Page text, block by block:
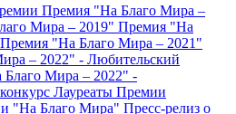
Премия "На Благо Мира –
Мира – 2019" Премия "На
Премия "На Благо Мира – 2021"
– 2022" - Любительский
Мира – 2022" -
Лауреаты Премии
"На Благо Мира" Пресс-релиз о